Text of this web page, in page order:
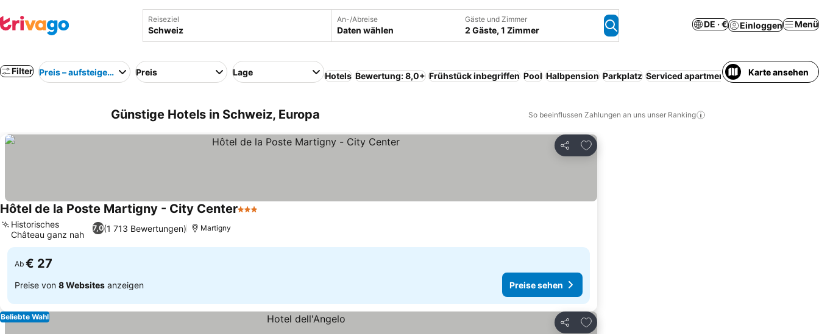
Reiseziel An-/Abreise
Daten wählen
Gäste und Zimmer
2 Gäste, 1 Zimmer
DE · € Einloggen Menü
Filter Preis – aufsteigend Preis Lage Hotels Bewertung: 8,0+ Frühstück inbegriffen Pool Halbpension Parkplatz Serviced apartment Spa Haustiere
Karte ansehen
Günstige Hotels in Schweiz, Europa So beeinflussen Zahlungen an uns unser Ranking
Teilen
Zu Favoriten hinzufügen
Hôtel de la Poste Martigny - City Center3 Sterne
7,0(1 713 Bewertungen)
Historisches
Château ganz nah
Martigny
Ab € 27
Preise von 8 Websites anzeigen Preise sehen
Teilen
Zu Favoriten hinzufügen
Beliebte Wahl